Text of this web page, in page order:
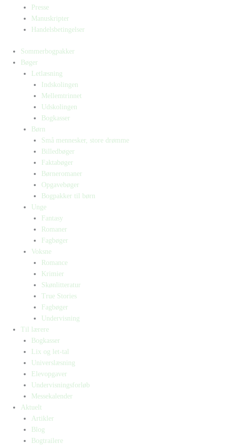
Presse
Manuskripter
Handelsbetingelser
Sommerbogpakker
Bøger
Letlæsning
Indskolingen
Mellemtrinnet
Udskolingen
Bogkasser
Børn
Små mennesker, store drømme
Billedbøger
Faktabøger
Børneromaner
Opgavebøger
Bogpakker til børn
Unge
Fantasy
Romaner
Fagbøger
Voksne
Romance
Krimier
Skønlitteratur
True Stories
Fagbøger
Undervisning
Til lærere
Bogkasser
Lix og let-tal
Universlæsning
Elevopgaver
Undervisningsforløb
Messekalender
Aktuelt
Artikler
Blog
Bogtrailere